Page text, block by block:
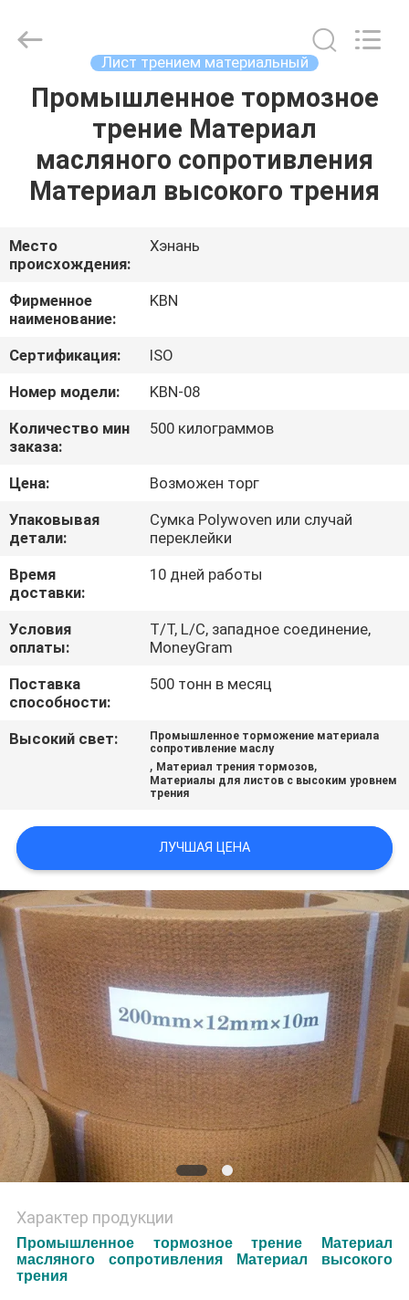
ДОМ
ПРОДУКТЫ
НАС
ПУТЕШЕСТВИЕ
ФАБРИКИ
ПРОВЕРКА
КАЧЕСТВА
СВЯЖИТЕСЬ
МЫ
СПРОСИТЕ
ЦИТАТУ
КАРТА
САЙТА
PRIVACY
Reserved.
Лист трением материальный
Промышленное тормозное
трение Материал
масляного сопротивления
Материал высокого трения
Место
происхождения:
Хэнань
Фирменное
наименование:
KBN
Сертификация:
ISO
Номер модели:
KBN-08
Количество мин
заказа:
500 килограммов
Цена:
Возможен торг
Упаковывая
детали:
Сумка Polywoven или случай
переклейки
Время
доставки:
10 дней работы
Условия
оплаты:
T/T, L/C, западное соединение,
MoneyGram
Поставка
способности:
500 тонн в месяц
Высокий свет:
Промышленное торможение материала
сопротивление маслу
, Материал трения тормозов,
Материалы для листов с высоким уровнем
трения
ЛУЧШАЯ ЦЕНА
Характер продукции
Промышленное тормозное трение Материал
масляного сопротивления Материал высокого
трения